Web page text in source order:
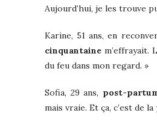
Aujourd’hui, je les trouve
Karine, 51 ans, en
cinquantaine m’effrayait.
du feu dans mon regard. »
Sofia, 29 ans, post-
mais vraie. Et ça, c’est de la